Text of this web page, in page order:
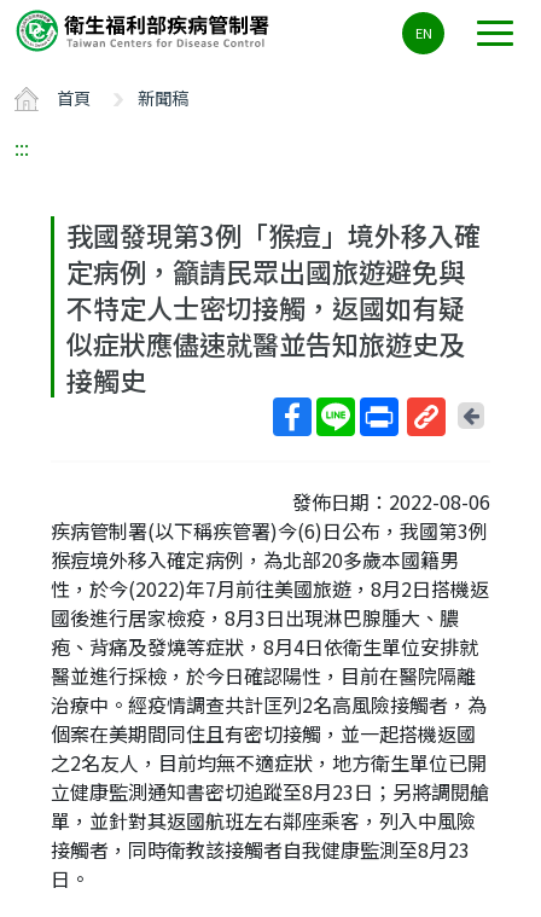
要
容
ALT+C
EN
首頁 新聞稿
:::
我國發現第3例「猴痘」境外移入確
定病例，籲請民眾出國旅遊避免與
不特定人士密切接觸，返國如有疑
似症狀應儘速就醫並告知旅遊史及
接觸史
短
網
址
回
頁
發佈日期：2022-08-06
疾病管制署(以下稱疾管署)今(6)日公布，我國第3例
猴痘境外移入確定病例，為北部20多歲本國籍男
性，於今(2022)年7月前往美國旅遊，8月2日搭機返
國後進行居家檢疫，8月3日出現淋巴腺腫大、膿
疱、背痛及發燒等症狀，8月4日依衛生單位安排就
醫並進行採檢，於今日確認陽性，目前在醫院隔離
治療中。經疫情調查共計匡列2名高風險接觸者，為
個案在美期間同住且有密切接觸，並一起搭機返國
之2名友人，目前均無不適症狀，地方衛生單位已開
立健康監測通知書密切追蹤至8月23日；另將調閱艙
單，並針對其返國航班左右鄰座乘客，列入中風險
接觸者，同時衛教該接觸者自我健康監測至8月23
日。